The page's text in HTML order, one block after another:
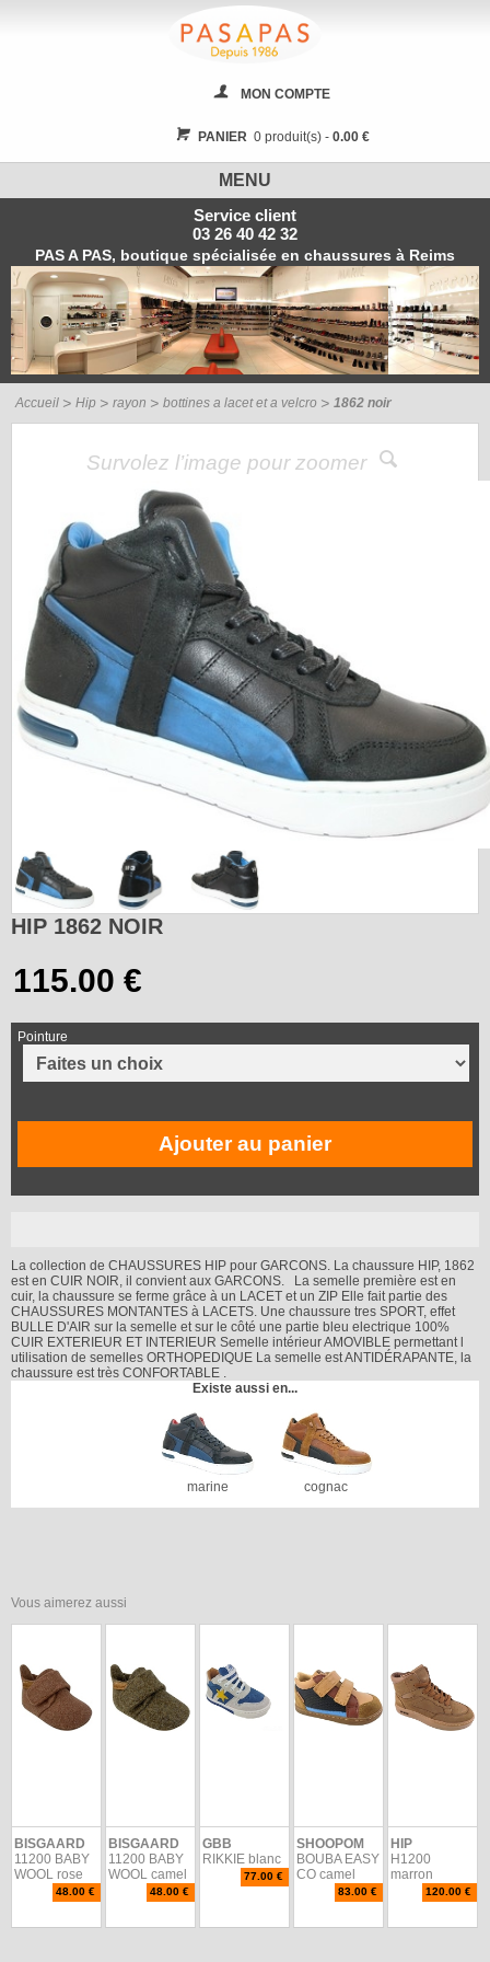
MON COMPTE
PANIER0 produit(s) - 0.00 €
MENU
Service client
03 26 40 42 32
PAS A PAS, boutique spécialisée en chaussures à Reims
Accueil Hip rayon bottines a lacet et a velcro 1862 noir
Survolez l’image pour zoomer
HIP 1862 NOIR
Pointure
Ajouter au panier
La collection de CHAUSSURES HIP pour GARCONS. La chaussure HIP, 1862
est en CUIR NOIR, il convient aux GARCONS. La semelle première est en
cuir, la chaussure se ferme grâce à un LACET et un ZIP Elle fait partie des
CHAUSSURES MONTANTES à LACETS. Une chaussure tres SPORT, effet
BULLE D'AIR sur la semelle et sur le côté une partie bleu electrique 100%
CUIR EXTERIEUR ET INTERIEUR Semelle intérieur AMOVIBLE permettant l
utilisation de semelles ORTHOPEDIQUE La semelle est ANTIDÉRAPANTE, la
chaussure est très CONFORTABLE .
Existe aussi en...
marine cognac
Vous aimerez aussi
BISGAARD
11200 BABY
WOOL rose
48.00 €
BISGAARD
11200 BABY
WOOL camel
48.00 €
GBB
RIKKIE blanc
77.00 €
SHOOPOM
BOUBA EASY
CO camel
83.00 €
HIP
H1200
marron
120.00 €